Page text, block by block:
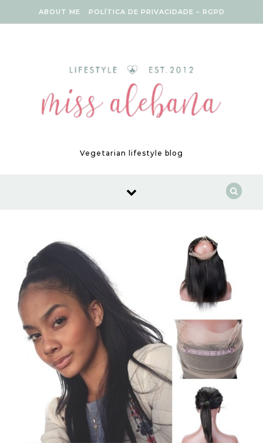
ABOUT ME POLÍTICA DE PRIVACIDADE – RGPD
Vegetarian lifestyle blog